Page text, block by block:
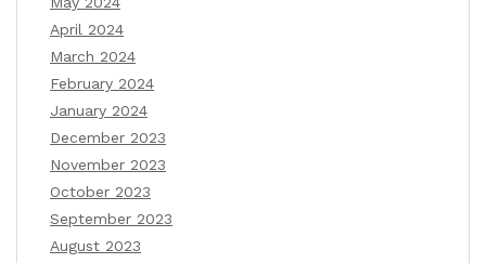
April 2024
March 2024
February 2024
January 2024
December 2023
November 2023
October 2023
September 2023
August 2023